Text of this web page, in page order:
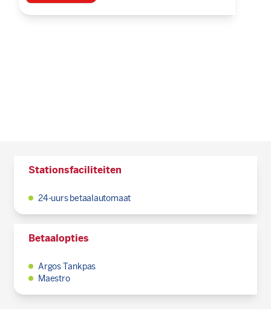
Stationsfaciliteiten
24-uurs betaalautomaat
Betaalopties
Argos Tankpas
Maestro